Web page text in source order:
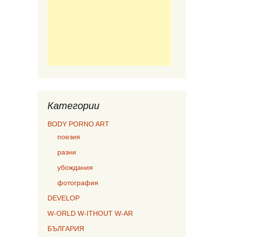
Категории
BODY PORNO ART
поезия
разни
убождания
фотография
DEVELOP
W-ORLD W-ITHOUT W-AR
БЪЛГАРИЯ